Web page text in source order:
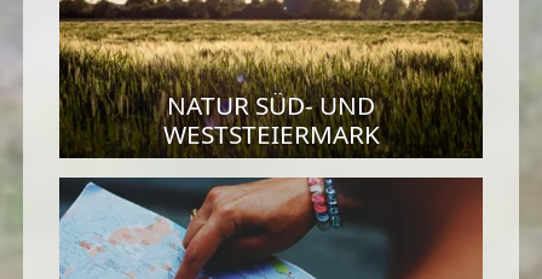
NATUR SÜD- UND
WESTSTEIERMARK